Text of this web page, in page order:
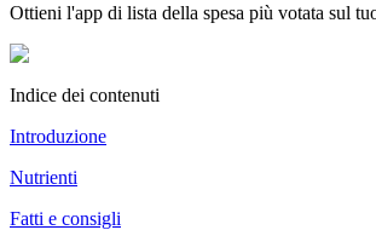
Ottieni l'app di lista della spesa più votata sul
Indice dei contenuti
Introduzione
Nutrienti
Fatti e consigli